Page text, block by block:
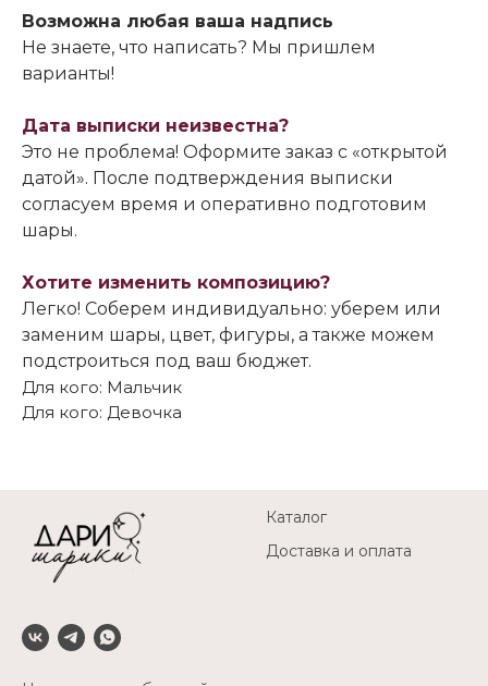
Возможна любая ваша надпись
Не знаете, что написать? Мы пришлем
варианты!
Дата выписки неизвестна?
Это не проблема! Оформите заказ с «открытой
датой». После подтверждения выписки
согласуем время и оперативно подготовим
шары.
Хотите изменить композицию?
Легко! Соберем индивидуально: уберем или
заменим шары, цвет, фигуры, а также можем
подстроиться под ваш бюджет.
Для кого: Мальчик
Для кого: Девочка
Каталог
Доставка и оплата